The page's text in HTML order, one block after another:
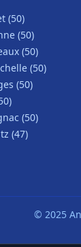
(50)
(50)
(50)
(50)
(50)
(50)
(47)
© 2025